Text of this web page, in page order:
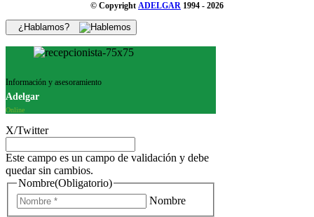
© Copyright ADELGAR 1994 - 2026
¿Hablamos?
Información y asesoramiento
Adelgar
Online
X/Twitter
Este campo es un campo de validación y debe
quedar sin cambios.
Nombre(Obligatorio)
Nombre